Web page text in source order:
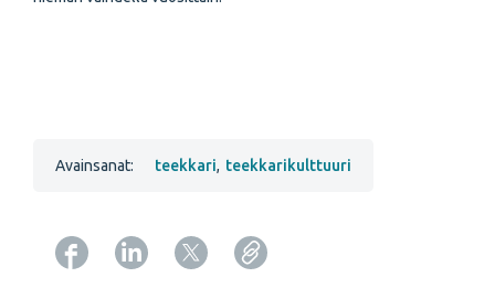
Avainsanat: teekkari, teekkarikulttuuri